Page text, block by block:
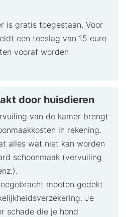
is gratis toegestaan. Voor
een toeslag van 15 euro
vooraf worden
door huisdieren
van de kamer brengt
in rekening.
alles wat niet kan worden
schoonmaak (vervuiling
moeten gedekt
Je
schade die je hond